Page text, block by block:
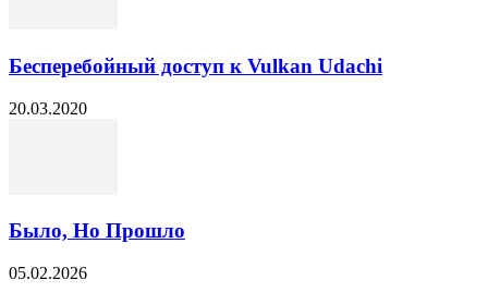
Бесперебойный доступ к Vulkan Udachi
20.03.2020
Было, Но Прошло
05.02.2026